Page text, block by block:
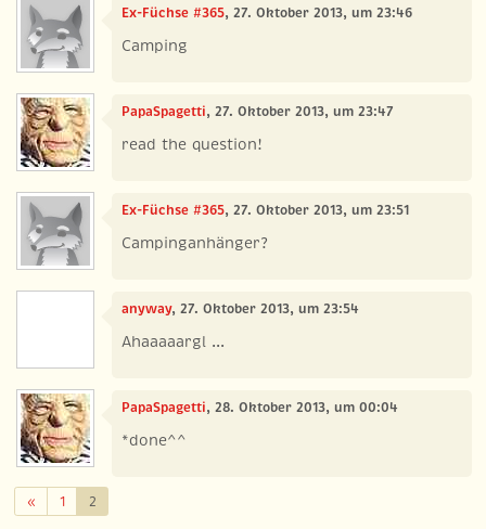
Ex-Füchse #365, 27. Oktober 2013, um 23:46
Camping
PapaSpagetti, 27. Oktober 2013, um 23:47
read the question!
Ex-Füchse #365, 27. Oktober 2013, um 23:51
Campinganhänger?
anyway, 27. Oktober 2013, um 23:54
Ahaaaaargl ...
PapaSpagetti, 28. Oktober 2013, um 00:04
*done^^
«Zurück
1 2